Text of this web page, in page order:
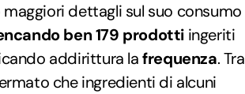
dettagli sul suo consumo
ben 179 prodotti ingeriti
addirittura lafrequenza. Tra
che ingredienti di alcuni